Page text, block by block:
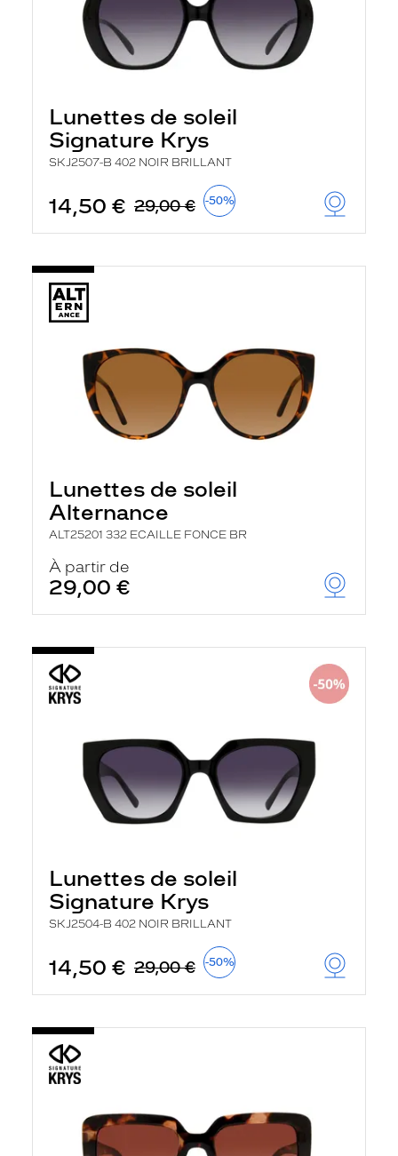
Lunettes de soleil
Signature Krys
SKJ2507-B 402 NOIR BRILLANT
14,50 € 29,00 € -50%
Lunettes de soleil
Alternance
ALT25201 332 ECAILLE FONCE BR
À partir de
29,00 €
Lunettes de soleil
Signature Krys
SKJ2504-B 402 NOIR BRILLANT
14,50 € 29,00 € -50%